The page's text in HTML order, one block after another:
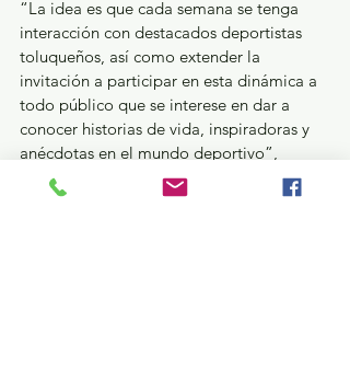
“La idea es que cada semana se tenga
interacción con destacados deportistas
toluqueños, así como extender la
invitación a participar en esta dinámica a
todo público que se interese en dar a
conocer historias de vida, inspiradoras y
anécdotas en el mundo deportivo”,
puntualizó el titular del IMCUFIDET.